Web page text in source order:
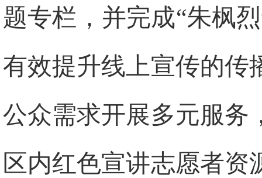
题专栏，并完成“朱枫
有效提升线上宣传的传
公众需求开展多元服务
区内红色宣讲志愿者资